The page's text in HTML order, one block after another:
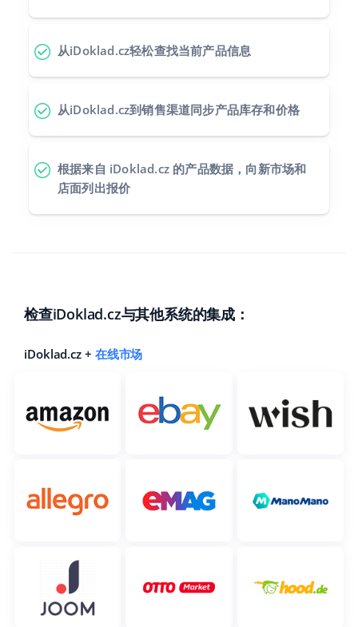
从iDoklad.cz轻松查找当前产品信息
从iDoklad.cz到销售渠道同步产品库存和价格
根据来自 iDoklad.cz 的产品数据，向新市场和
店面列出报价
检查iDoklad.cz与其他系统的集成：
iDoklad.cz + 在线市场